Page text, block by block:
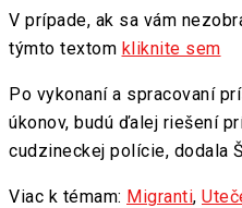
V prípade, ak sa vám
týmto textom kliknite sem
Po vykonaní a spracovaní
úkonov, budú ďalej riešení
cudzineckej polície, dodala
Viac k témam: Migranti,